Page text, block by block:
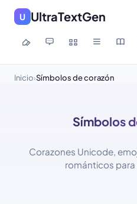
U UltraTextGen
Inicio›Símbolos de corazón
Símbolos
Corazones Unicode,
románticos para